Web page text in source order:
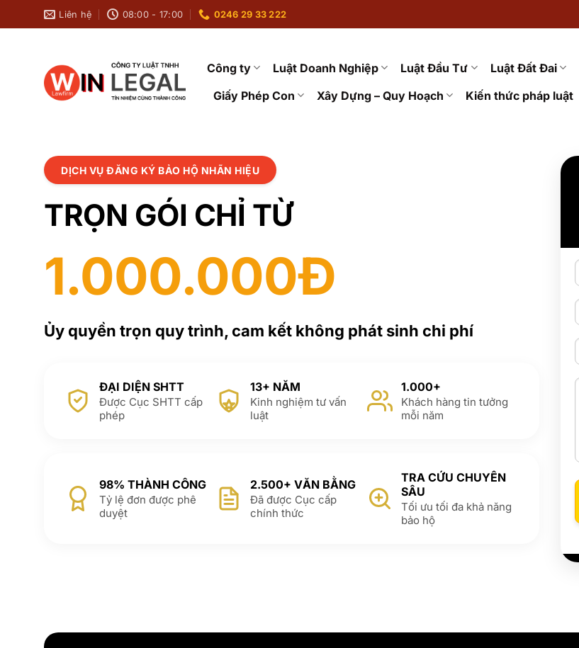
qua
Liên hệ 08:00 - 17:00 0246 29 33 222
Công ty Luật Doanh Nghiệp Luật Đầu Tư Luật Đất Đai
Giấy Phép Con
Xây Dựng – Quy Hoạch Kiến thức pháp luật
DỊCH VỤ ĐĂNG KÝ BẢO HỘ NHÃN HIỆU
TRỌN GÓI CHỈ TỪ
1.000.000Đ
Ủy quyền trọn quy trình, cam kết không phát sinh chi phí
ĐẠI DIỆN SHTT
Được Cục SHTT cấp
phép
13+ NĂM
Kinh nghiệm tư vấn
luật
1.000+
Khách hàng tin tưởng
mỗi năm
98% THÀNH CÔNG
Tỷ lệ đơn được phê
duyệt
2.500+ VĂN BẰNG
Đã được Cục cấp
chính thức
TRA CỨU CHUYÊN
SÂU
Tối ưu tối đa khả năng
bảo hộ